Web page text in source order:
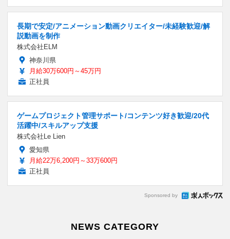
長期で安定/アニメーション動画クリエイター/未経験歓迎/解
説動画を制作
株式会社ELM
神奈川県
月給30万600円～45万円
正社員
ゲームプロジェクト管理サポート/コンテンツ好き歓迎/20代
活躍中/スキルアップ支援
株式会社Le Lien
愛知県
月給22万6,200円～33万600円
正社員
Sponsored by
NEWS CATEGORY